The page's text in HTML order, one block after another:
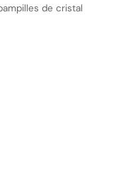
de cristal